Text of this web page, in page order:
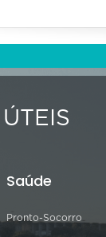
Saúde
Pronto-Socorro